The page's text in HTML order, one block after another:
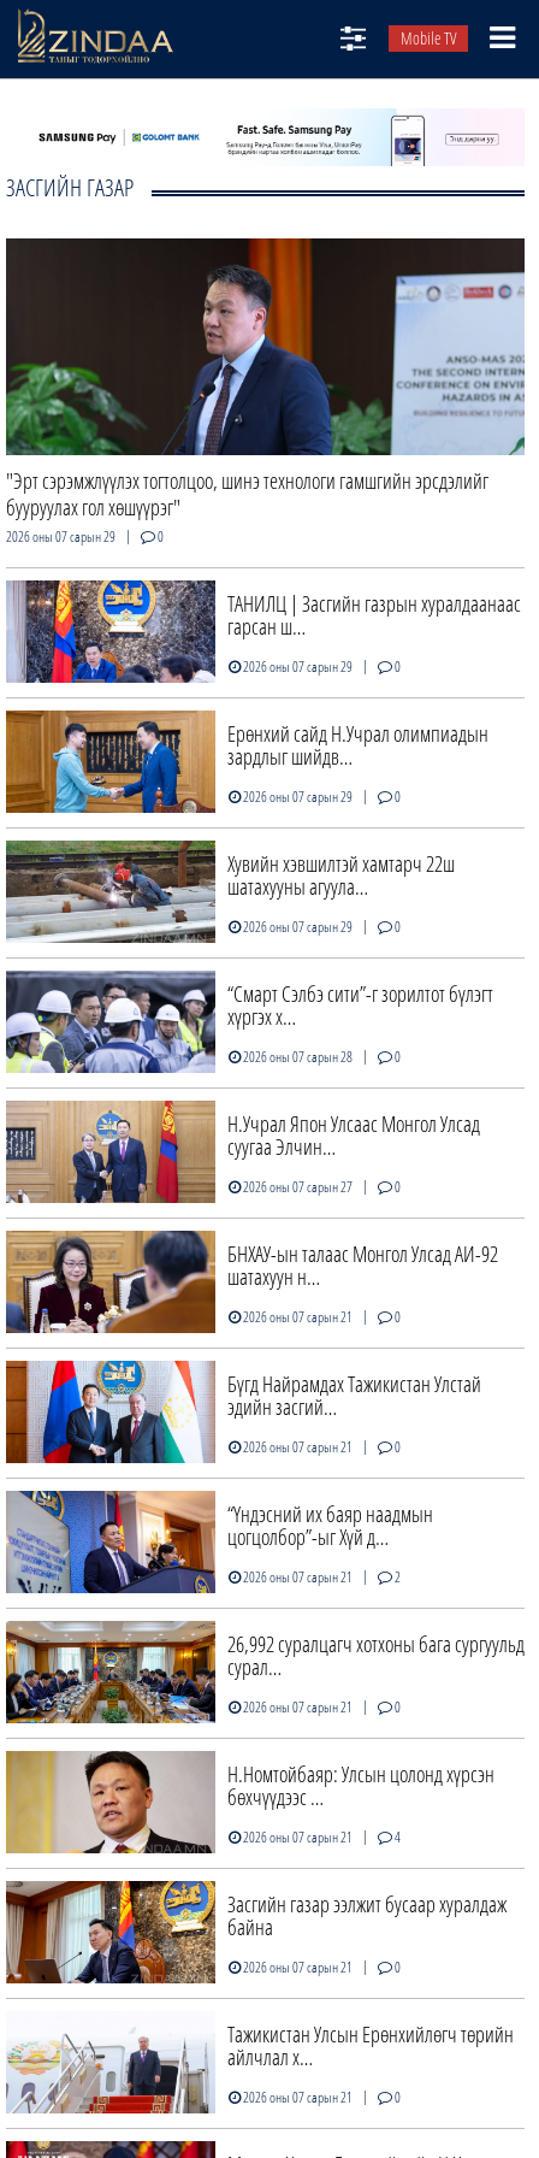
Mobile TV
ТВ8
ӨГЛӨӨНИЙ СОНИН
АУДИО ЗОХИОЛ
ЗАСГИЙН ГАЗАР
"Эрт сэрэмжлүүлэх тогтолцоо, шинэ технологи гамшгийн эрсдэлийг
бууруулах гол хөшүүрэг"
2026 оны 07 сарын 29 | 0
ТАНИЛЦ | Засгийн газрын хуралдаанаас
гарсан ш…
2026 оны 07 сарын 29 | 0
Ерөнхий сайд Н.Учрал олимпиадын
зардлыг шийдв…
2026 оны 07 сарын 29 | 0
Хувийн хэвшилтэй хамтарч 22ш
шатахууны агуула…
2026 оны 07 сарын 29 | 0
“Смарт Сэлбэ сити”-г зорилтот бүлэгт
хүргэх х…
2026 оны 07 сарын 28 | 0
Н.Учрал Япон Улсаас Монгол Улсад
суугаа Элчин…
2026 оны 07 сарын 27 | 0
БНХАУ-ын талаас Монгол Улсад АИ-92
шатахуун н…
2026 оны 07 сарын 21 | 0
Бүгд Найрамдах Тажикистан Улстай
эдийн засгий…
2026 оны 07 сарын 21 | 0
“Үндэсний их баяр наадмын
цогцолбор”-ыг Хүй д…
2026 оны 07 сарын 21 | 2
26,992 суралцагч хотхоны бага сургуульд
сурал…
2026 оны 07 сарын 21 | 0
Н.Номтойбаяр: Улсын цолонд хүрсэн
бөхчүүдээс …
2026 оны 07 сарын 21 | 4
Засгийн газар ээлжит бусаар хуралдаж
байна
2026 оны 07 сарын 21 | 0
Тажикистан Улсын Ерөнхийлөгч төрийн
айлчлал х…
2026 оны 07 сарын 21 | 0